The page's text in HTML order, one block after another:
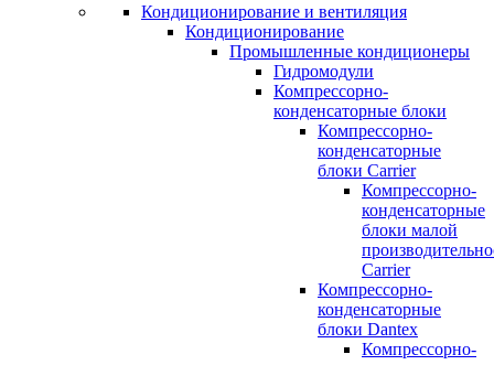
Кондиционирование и вентиляция
Кондиционирование
Промышленные кондиционеры
Гидромодули
Компрессорно-
конденсаторные блоки
Компрессорно-
конденсаторные
блоки Carrier
Компрессорно-
конденсаторные
блоки малой
Carrier
Компрессорно-
конденсаторные
блоки Dantex
Компрессорно-